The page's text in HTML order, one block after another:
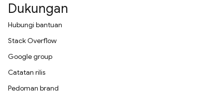
Dukungan
Hubungi bantuan
Stack Overflow
Google group
Catatan rilis
Pedoman brand